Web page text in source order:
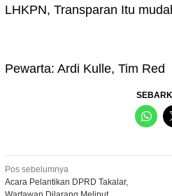
LHKPN, Transparan Itu
Pewarta: Ardi Kulle, Tim Red
Navigasi
Pos sebelumnya
Acara Pelantikan DPRD Takalar,